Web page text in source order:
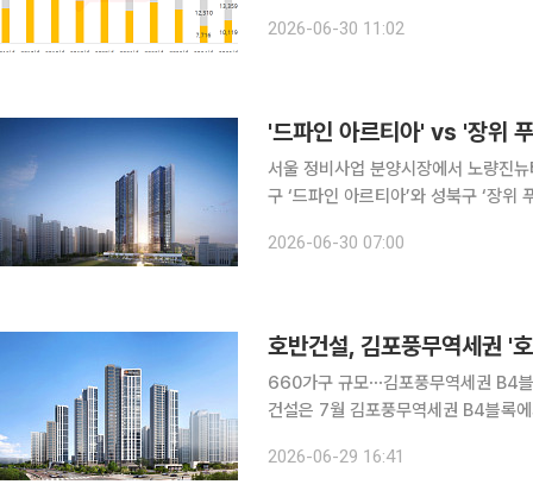
해 같은 기간 2만3478가구보다 약
2026-06-30 11:02
서울 정비사업 분양시장에서 노량진
구 ‘드파인 아르티아’와 성북구 ‘장
진행된다. 두 단지는 7월 1일 1순위
2026-06-30 07:00
호반건설, 김포풍무역세권 '
660가구 규모⋯김포풍무역세권 B4
건설은 7월 김포풍무역세권 B4블록
드 타운을 조성할 계획이다. 29일 분
2026-06-29 16:41